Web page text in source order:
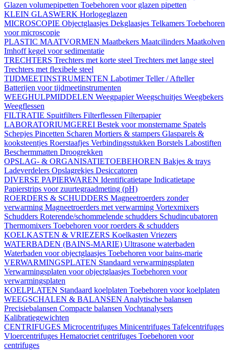
Glazen volumepipetten Toebehoren voor glazen pipetten
KLEIN GLASWERK Horlogeglazen
MICROSCOPIE Objectglaasjes Dekglaasjes Telkamers Toebehoren
voor microscopie
PLASTIC MAATVORMEN Maatbekers Maatcilinders Maatkolven
Imhoff kegel voor sedimentatie
TRECHTERS Trechters met korte steel Trechters met lange steel
Trechters met flexibele steel
TIJDMEETINSTRUMENTEN LabotimerTeller / Afteller
Batterijen voor tijdmeetinstrumenten
WEEGHULPMIDDELEN WeegpapierWeegschuitjes Weegbekers
Weegflessen
FILTRATIE Spuitfilters Filterflessen Filterpapier
LABORATORIUMGEREI Bestek voor monstername Spatels
Schepjes Pincetten Scharen Mortiers & stampers Glasparels &
kooksteentjes Roerstaafjes Verbindingsstukken Borstels Labostiften
Beschermmatten Droogrekken
OPSLAG- & ORGANISATIETOEBEHOREN Bakjes & trays
Ladeverdelers Opslagrekjes Desiccatoren
DIVERSE PAPIERWAREN Identificatietape Indicatietape
Papierstrips voor zuurtegraadmeting (pH)
ROERDERS & SCHUDDERS Magneetroerders zonder
verwarming Magneetroerders met verwarming Vortexmixers
Schudders Roterende/schommelende schudders Schudincubatoren
Thermomixers Toebehoren voor roerders & schudders
KOELKASTEN & VRIEZERS Koelkasten Vriezers
WATERBADEN (BAINS-MARIE) Ultrasone waterbaden
Waterbaden voor objectglaasjes Toebehoren voor bains-marie
VERWARMINGSPLATEN Standaard verwarmingsplaten
Verwarmingsplaten voor objectglaasjes Toebehoren voor
verwarmingsplaten
KOELPLATEN Standaard koelplaten Toebehoren voor koelplaten
WEEGSCHALEN & BALANSEN Analytische balansen
Precisiebalansen Compacte balansen Vochtanalysers
Kalibratiegewichten
CENTRIFUGES Microcentrifuges Minicentrifuges Tafelcentrifuges
Vloercentrifuges Hematocriet centrifuges Toebehoren voor
centrifuges